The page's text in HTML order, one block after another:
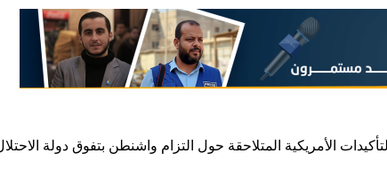
الأمريكية المتلاحقة حول التزام واشنطن بتفوق دولة الاحتلال